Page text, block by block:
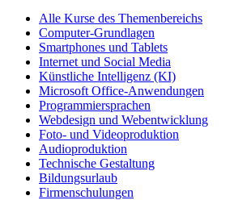
Alle Kurse des Themenbereichs
Computer-Grundlagen
Smartphones und Tablets
Internet und Social Media
Künstliche Intelligenz (KI)
Microsoft Office-Anwendungen
Programmiersprachen
Webdesign und Webentwicklung
Foto- und Videoproduktion
Audioproduktion
Technische Gestaltung
Bildungsurlaub
Firmenschulungen